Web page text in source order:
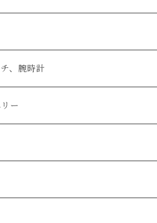
ルト
、腕時計
NARDIN
ー